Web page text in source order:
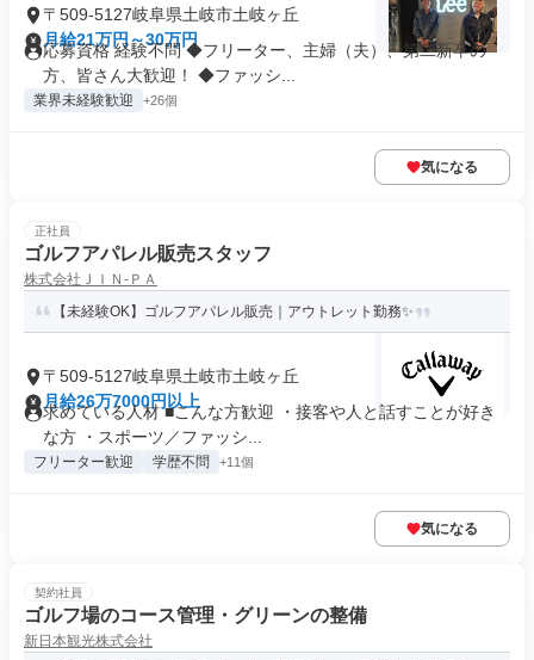
〒509-5127岐阜県土岐市土岐ヶ丘
月給21万円～30万円
応募資格 経験不問 ◆フリーター、主婦（夫）、第二新卒の
方、皆さん大歓迎！ ◆ファッシ...
業界未経験歓迎 +26個
気になる
正社員
ゴルフアパレル販売スタッフ
株式会社ＪＩＮ‐ＰＡ
【未経験OK】ゴルフアパレル販売｜アウトレット勤務✨
〒509-5127岐阜県土岐市土岐ヶ丘
月給26万7000円以上
求めている人材 ■こんな方歓迎 ・接客や人と話すことが好き
な方 ・スポーツ／ファッシ...
フリーター歓迎 学歴不問 +11個
気になる
契約社員
ゴルフ場のコース管理・グリーンの整備
新日本観光株式会社